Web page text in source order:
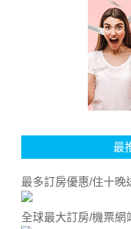
最
最多訂房優惠/住十晚
全球最大訂房/機票網